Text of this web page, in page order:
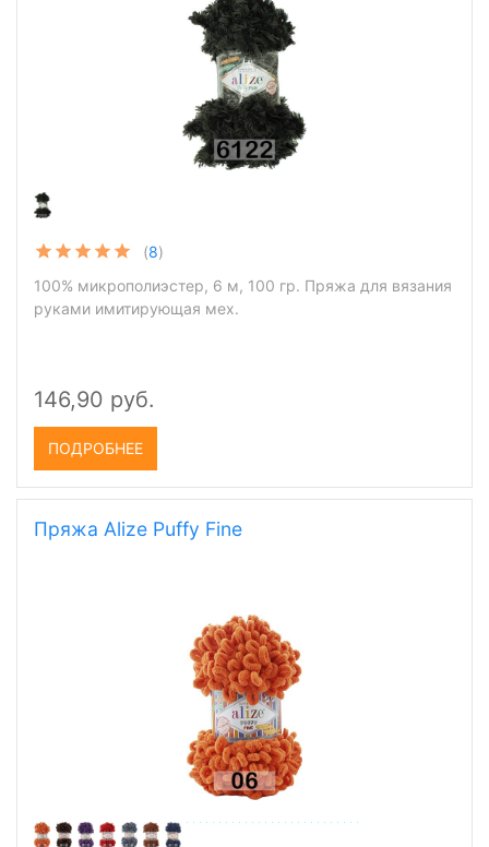
(8)
100% микрополиэстер, 6 м, 100 гр. Пряжа для вязания
руками имитирующая мех.
146,90 руб.
ПОДРОБНЕЕ
Пряжа Alize Puffy Fine